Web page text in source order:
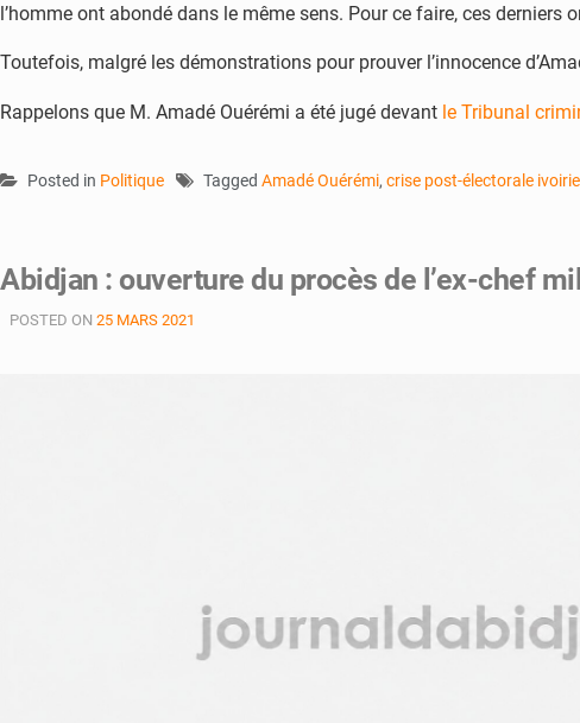
l’homme ont abondé dans le même sens. Pour ce faire, ces
Toutefois, malgré les démonstrations pour prouver l’innocence
Rappelons que M. Amadé Ouérémi a été jugé devant le Tribunal
Posted in Politique Tagged Amadé Ouérémi, crise post-électorale
Abidjan : ouverture du procès de l’ex-chef
POSTED ON 25 MARS 2021